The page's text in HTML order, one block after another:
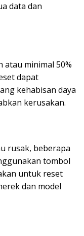
data dan
minimal 50%
dapat
kehabisan daya
kerusakan.
rusak, beberapa
tombol
untuk reset
dan model